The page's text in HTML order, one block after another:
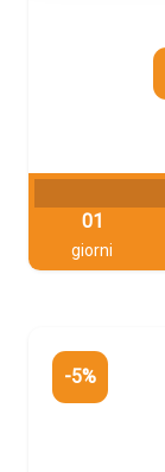
01
giorni
-5%